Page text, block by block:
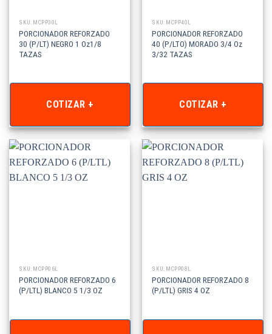
SKU: MCPP30L
PORCIONADOR REFORZADO
30 (P/LT) NEGRO 1 Oz1/8
TAZAS
COTIZAR +
SKU: MCPP40L
PORCIONADOR REFORZADO
40 (P/LTO) MORADO 3/4 Oz
3/32 TAZAS
COTIZAR +
SKU: MCPP06L
PORCIONADOR REFORZADO 6
(P/LTL) BLANCO 5 1/3 OZ
SKU: MCPP08L
PORCIONADOR REFORZADO 8
(P/LTL) GRIS 4 OZ